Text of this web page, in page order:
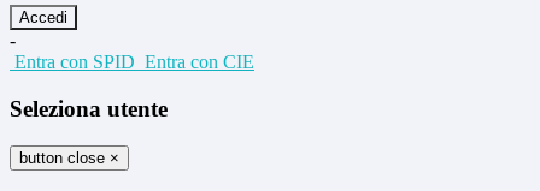
-
Entra con SPID Entra con CIE
Seleziona utente
button close ×